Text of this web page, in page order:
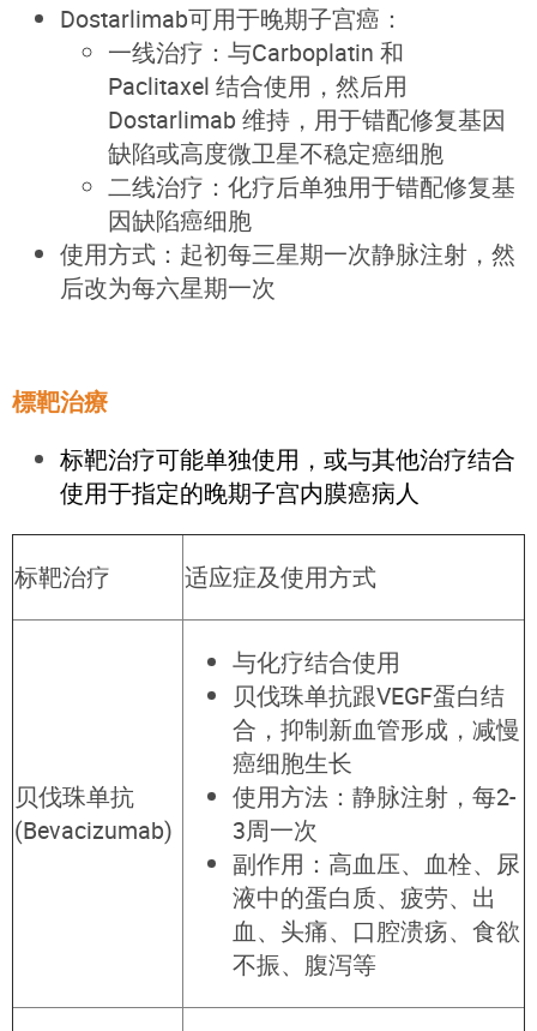
Dostarlimab可用于晚期子宫癌：
一线治疗：与Carboplatin 和
Paclitaxel 结合使用，然后用
Dostarlimab 维持，用于错配修复基因
缺陷或高度微卫星不稳定癌细胞
二线治疗：化疗后单独用于错配修复基
因缺陷癌细胞
使用方式：起初每三星期一次静脉注射，然
后改为每六星期一次
標靶治療
标靶治疗可能单独使用，或与其他治疗结合
使用于指定的晚期子宫内膜癌病人
标靶治疗 适应症及使用方式
贝伐珠单抗
(Bevacizumab)
与化疗结合使用
贝伐珠单抗跟VEGF蛋白结
合，抑制新血管形成，减慢
癌细胞生长
使用方法：静脉注射，每2-
3周一次
副作用：高血压、血栓、尿
液中的蛋白质、疲劳、出
血、头痛、口腔溃疡、食欲
不振、腹泻等